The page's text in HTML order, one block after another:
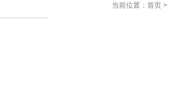
当前位置： 首页 >